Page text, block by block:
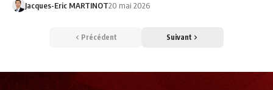
Jacques-Eric MARTINOT20 mai 2026
Précédent Suivant